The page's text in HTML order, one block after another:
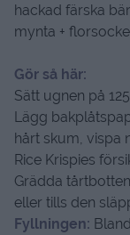
hackad färska bär
mynta +
Gör så här:
Sätt ugnen på
Lägg
hårt skum, vispa
Rice Krispies
Grädda
eller tills den
Fyllningen: